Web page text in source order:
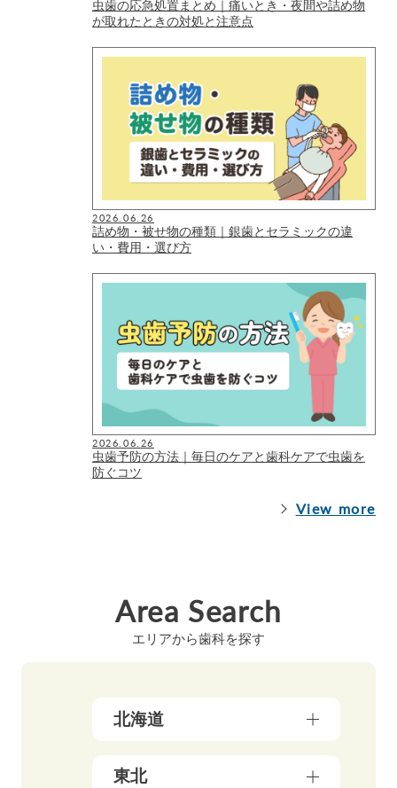
虫歯の応急処置まとめ｜痛いとき・夜間や詰め物
が取れたときの対処と注意点
2026.06.26
詰め物・被せ物の種類｜銀歯とセラミックの違
い・費用・選び方
2026.06.26
虫歯予防の方法｜毎日のケアと歯科ケアで虫歯を
防ぐコツ
View more
Area Search
エリアから歯科を探す
北海道
東北